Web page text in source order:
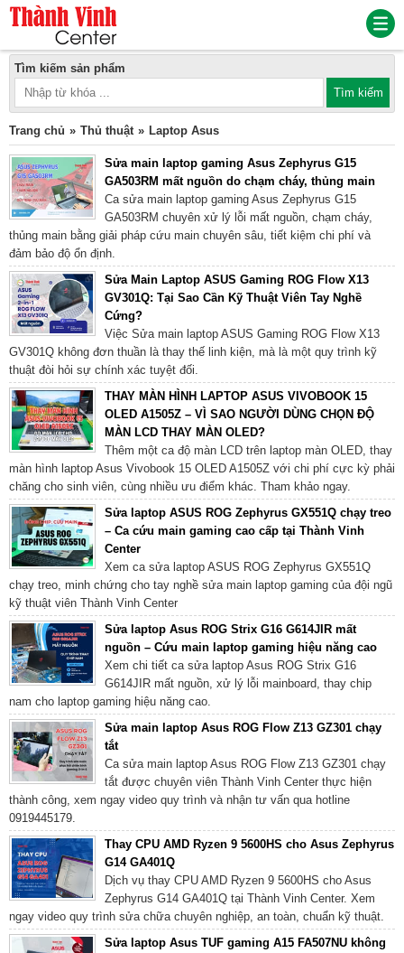
Tìm kiếm sản phẩm
Trang chủ Thủ thuật Laptop Asus
Sửa main laptop gaming Asus Zephyrus G15
GA503RM mất nguồn do chạm cháy, thủng main
Ca sửa main laptop gaming Asus Zephyrus G15
GA503RM chuyên xử lý lỗi mất nguồn, chạm cháy,
thủng main bằng giải pháp cứu main chuyên sâu, tiết kiệm chi phí và
đảm bảo độ ổn định.
Sửa Main Laptop ASUS Gaming ROG Flow X13
GV301Q: Tại Sao Cần Kỹ Thuật Viên Tay Nghề
Cứng?
Việc Sửa main laptop ASUS Gaming ROG Flow X13
GV301Q không đơn thuần là thay thế linh kiện, mà là một quy trình kỹ
thuật đòi hỏi sự chính xác tuyệt đối.
THAY MÀN HÌNH LAPTOP ASUS VIVOBOOK 15
OLED A1505Z – VÌ SAO NGƯỜI DÙNG CHỌN ĐỘ
MÀN LCD THAY MÀN OLED?
Thêm một ca độ màn LCD trên laptop màn OLED, thay
màn hình laptop Asus Vivobook 15 OLED A1505Z với chi phí cực kỳ phải
chăng cho sinh viên, cùng nhiều ưu điểm khác. Tham khảo ngay.
Sửa laptop ASUS ROG Zephyrus GX551Q chạy treo
– Ca cứu main gaming cao cấp tại Thành Vinh
Center
Xem ca sửa laptop ASUS ROG Zephyrus GX551Q
chạy treo, minh chứng cho tay nghề sửa main laptop gaming của đội ngũ
kỹ thuật viên Thành Vinh Center
Sửa laptop Asus ROG Strix G16 G614JIR mất
nguồn – Cứu main laptop gaming hiệu năng cao
Xem chi tiết ca sửa laptop Asus ROG Strix G16
G614JIR mất nguồn, xử lý lỗi mainboard, thay chip
nam cho laptop gaming hiệu năng cao.
Sửa main laptop Asus ROG Flow Z13 GZ301 chạy
tắt
Ca sửa main laptop Asus ROG Flow Z13 GZ301 chạy
tắt được chuyên viên Thành Vinh Center thực hiện
thành công, xem ngay video quy trình và nhận tư vấn qua hotline
0919445179.
Thay CPU AMD Ryzen 9 5600HS cho Asus Zephyrus
G14 GA401Q
Dịch vụ thay CPU AMD Ryzen 9 5600HS cho Asus
Zephyrus G14 GA401Q tại Thành Vinh Center. Xem
ngay video quy trình sửa chữa chuyên nghiệp, an toàn, chuẩn kỹ thuật.
Sửa laptop Asus TUF gaming A15 FA507NU không